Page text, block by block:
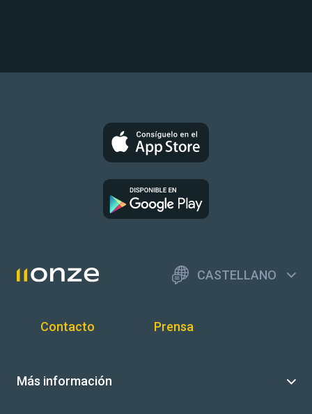
CASTELLANO
Contacto Prensa
Más información